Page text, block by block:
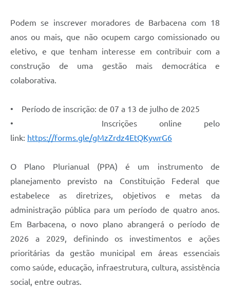
SIC
Podem se inscrever moradores de Barbacena com 18
anos ou mais, que não ocupem cargo comissionado ou
eletivo, e que tenham interesse em contribuir com a
construção de uma gestão mais democrática e
colaborativa.
• Período de inscrição: de 07 a 13 de julho de 2025
• Inscrições online pelo
link: https://forms.gle/gMzZrdz4EtQKywrG6
O Plano Plurianual (PPA) é um instrumento de
planejamento previsto na Constituição Federal que
estabelece as diretrizes, objetivos e metas da
administração pública para um período de quatro anos.
Em Barbacena, o novo plano abrangerá o período de
2026 a 2029, definindo os investimentos e ações
prioritárias da gestão municipal em áreas essenciais
como saúde, educação, infraestrutura, cultura, assistência
social, entre outras.